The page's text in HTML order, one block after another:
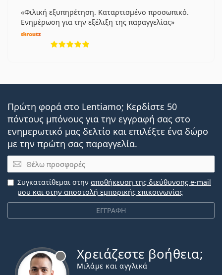
Φιλική εξυπηρέτηση. Καταρτισμένο προσωπικό.
Ενημέρωση για την εξέλιξη της παραγγελίας
Πρώτη φορά στο Lentiamo; Κερδίστε 50
πόντους μπόνους για την εγγραφή σας στο
ενημερωτικό μας δελτίο και επιλέξτε ένα δώρο
με την πρώτη σας παραγγελία.
Email
ΕΓΓΡΑΦΗ
Συγκατατίθεμαι στην αποθήκευση της διεύθυνσης e-mail
μου και στην αποστολή εμπορικής επικοινωνίας
Χρειάζεστε βοήθεια;
Μιλάμε και αγγλικά